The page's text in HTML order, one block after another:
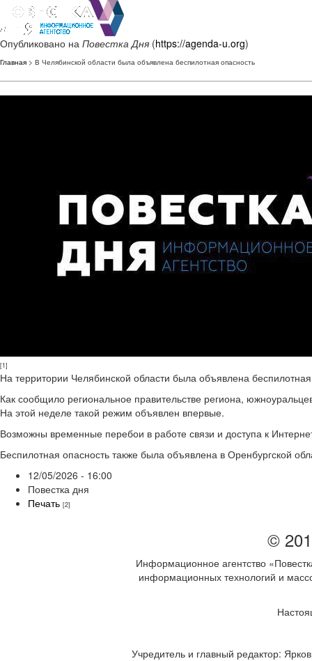
Опубликовано на Повестка Дня (https://agenda-u.org)
Главная > В Челябинской области была объявлена беспилотная опасность
[1]
На территории Челябинской области была объявлена
Как сообщило региональное правительстве региона,
На этой неделе такой режим объявлен впервые.
Возможны временные перебои в работе связи и доступа к
Беспилотная опасность также была объявлена в Оренбургской
12/05/2026 - 16:00
Повестка дня
Печать [2]
©
Информационное агентство
информационных технологий и
Учредитель и главный редактор: